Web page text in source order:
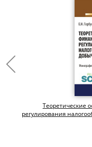
Теоретические
регулирования